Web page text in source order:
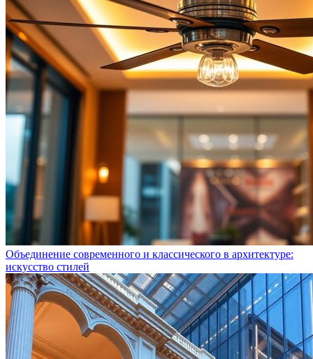
Объединение современного и классического в архитектуре:
искусство стилей